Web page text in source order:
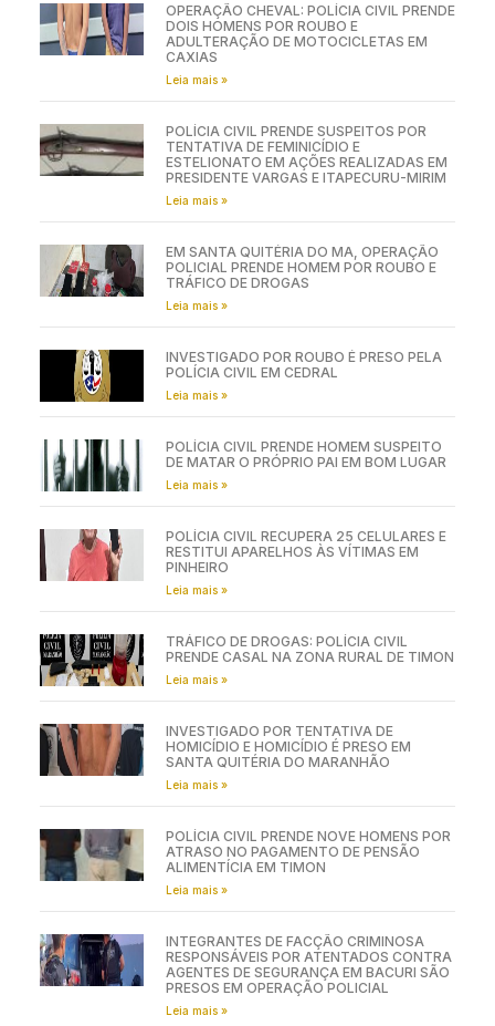
OPERAÇÃO CHEVAL: POLÍCIA CIVIL PRENDE
DOIS HOMENS POR ROUBO E
ADULTERAÇÃO DE MOTOCICLETAS EM
CAXIAS
Leia mais »
POLÍCIA CIVIL PRENDE SUSPEITOS POR
TENTATIVA DE FEMINICÍDIO E
ESTELIONATO EM AÇÕES REALIZADAS EM
PRESIDENTE VARGAS E ITAPECURU-MIRIM
Leia mais »
EM SANTA QUITÉRIA DO MA, OPERAÇÃO
POLICIAL PRENDE HOMEM POR ROUBO E
TRÁFICO DE DROGAS
Leia mais »
INVESTIGADO POR ROUBO É PRESO PELA
POLÍCIA CIVIL EM CEDRAL
Leia mais »
POLÍCIA CIVIL PRENDE HOMEM SUSPEITO
DE MATAR O PRÓPRIO PAI EM BOM LUGAR
Leia mais »
POLÍCIA CIVIL RECUPERA 25 CELULARES E
RESTITUI APARELHOS ÀS VÍTIMAS EM
PINHEIRO
Leia mais »
TRÁFICO DE DROGAS: POLÍCIA CIVIL
PRENDE CASAL NA ZONA RURAL DE TIMON
Leia mais »
INVESTIGADO POR TENTATIVA DE
HOMICÍDIO E HOMICÍDIO É PRESO EM
SANTA QUITÉRIA DO MARANHÃO
Leia mais »
POLÍCIA CIVIL PRENDE NOVE HOMENS POR
ATRASO NO PAGAMENTO DE PENSÃO
ALIMENTÍCIA EM TIMON
Leia mais »
INTEGRANTES DE FACÇÃO CRIMINOSA
RESPONSÁVEIS POR ATENTADOS CONTRA
AGENTES DE SEGURANÇA EM BACURI SÃO
PRESOS EM OPERAÇÃO POLICIAL
Leia mais »